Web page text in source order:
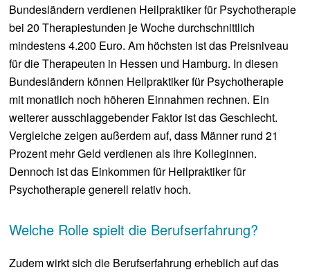
Bundesländern verdienen Heilpraktiker für Psychotherapie
bei 20 Therapiestunden je Woche durchschnittlich
mindestens 4.200 Euro. Am höchsten ist das Preisniveau
für die Therapeuten in Hessen und Hamburg. In diesen
Bundesländern können Heilpraktiker für Psychotherapie
mit monatlich noch höheren Einnahmen rechnen. Ein
weiterer ausschlaggebender Faktor ist das Geschlecht.
Vergleiche zeigen außerdem auf, dass Männer rund 21
Prozent mehr Geld verdienen als ihre Kolleginnen.
Dennoch ist das Einkommen für Heilpraktiker für
Psychotherapie generell relativ hoch.
Welche Rolle spielt die Berufserfahrung?
Zudem wirkt sich die Berufserfahrung erheblich auf das